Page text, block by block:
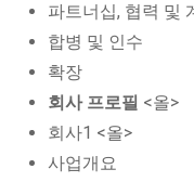
파트너십, 협력 및
합병 및 인수
확장
회사 프로필 <올>
회사1 <올>
사업개요